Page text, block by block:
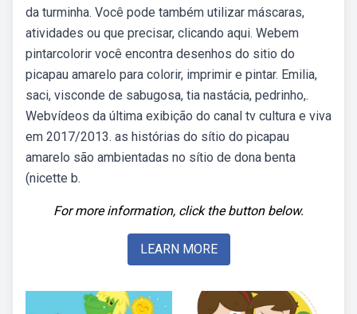
da turminha. Você pode também utilizar máscaras,
atividades ou que precisar, clicando aqui. Webem
pintarcolorir você encontra desenhos do sitio do
picapau amarelo para colorir, imprimir e pintar. Emilia,
saci, visconde de sabugosa, tia nastácia, pedrinho,.
Webvídeos da última exibição do canal tv cultura e viva
em 2017/2013. as histórias do sítio do picapau
amarelo são ambientadas no sítio de dona benta
(nicette b.
For more information, click the button below.
LEARN MORE